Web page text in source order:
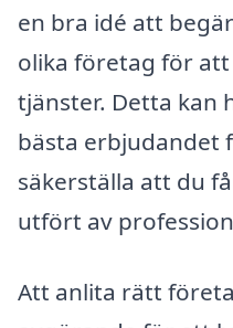
en bra idé att
olika företag för
tjänster. Detta kan
bästa erbjudandet
säkerställa att du
utfört av
Att anlita rätt